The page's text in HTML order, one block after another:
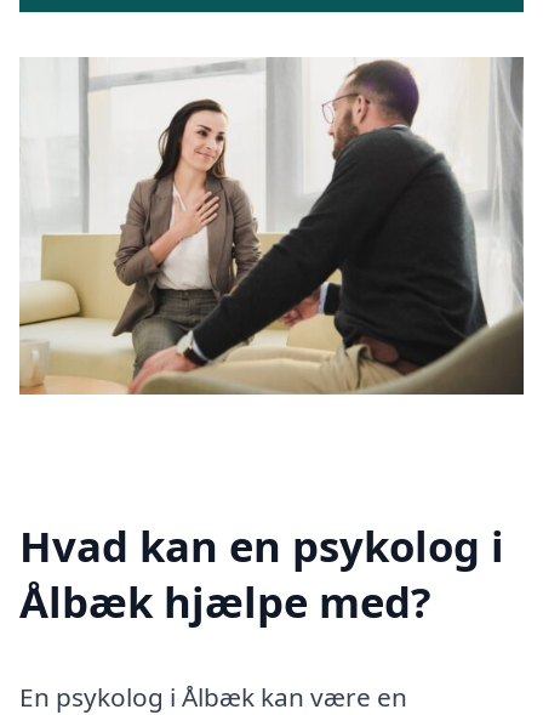
Hvad kan en psykolog i
Ålbæk hjælpe med?
En psykolog i Ålbæk kan være en